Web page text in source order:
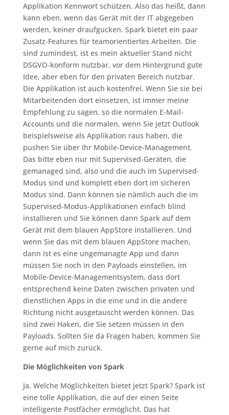
Applikation Kennwort schützen. Also das heißt, dann
kann eben, wenn das Gerät mit der IT abgegeben
werden, keiner draufgucken. Spark bietet ein paar
Zusatz-Features für teamorientiertes Arbeiten. Die
sind zumindest, ist es mein aktueller Stand nicht
DSGVO-konform nutzbar, vor dem Hintergrund gute
Idee, aber eben für den privaten Bereich nutzbar.
Die Applikation ist auch kostenfrei. Wenn Sie sie bei
Mitarbeitenden dort einsetzen, ist immer meine
Empfehlung zu sagen, so die normalen E-Mail-
Accounts und die normalen, wenn Sie jetzt Outlook
beispielsweise als Applikation raus haben, die
pushen Sie über Ihr Mobile-Device-Management.
Das bitte eben nur mit Supervised-Geräten, die
gemanaged sind, also und die auch im Supervised-
Modus sind und komplett eben dort im sicheren
Modus sind. Dann können sie nämlich auch die im
Supervised-Modus-Applikationen einfach blind
installieren und Sie können dann Spark auf dem
Gerät mit dem blauen AppStore installieren. Und
wenn Sie das mit dem blauen AppStore machen,
dann ist es eine ungemanagte App und dann
müssen Sie noch in den Payloads einstellen, im
Mobile-Device-Managementsystem, dass dort
entsprechend keine Daten zwischen privaten und
dienstlichen Apps in die eine und in die andere
Richtung nicht ausgetauscht werden können. Das
sind zwei Haken, die Sie setzen müssen in den
Payloads. Sollten Sie da Fragen haben, kommen Sie
gerne auf mich zurück.
Die Möglichkeiten von Spark
Ja. Welche Möglichkeiten bietet jetzt Spark? Spark ist
eine tolle Applikation, die auf der einen Seite
intelligente Postfächer ermöglicht. Das hat